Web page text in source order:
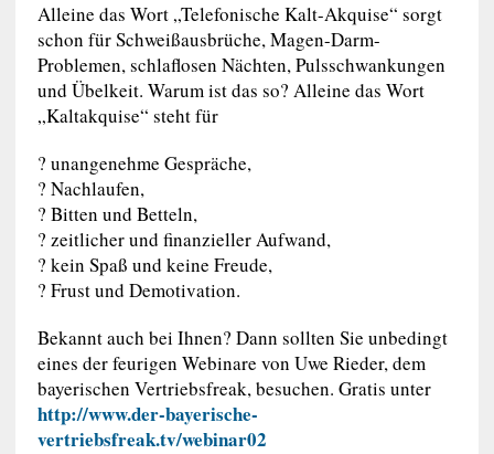
Alleine das Wort „Telefonische Kalt-Akquise“ sorgt
schon für Schweißausbrüche, Magen-Darm-
Problemen, schlaflosen Nächten, Pulsschwankungen
und Übelkeit. Warum ist das so? Alleine das Wort
„Kaltakquise“ steht für
? unangenehme Gespräche,
? Nachlaufen,
? Bitten und Betteln,
? zeitlicher und finanzieller Aufwand,
? kein Spaß und keine Freude,
? Frust und Demotivation.
Bekannt auch bei Ihnen? Dann sollten Sie unbedingt
eines der feurigen Webinare von Uwe Rieder, dem
bayerischen Vertriebsfreak, besuchen. Gratis unter
http://www.der-bayerische-
vertriebsfreak.tv/webinar02